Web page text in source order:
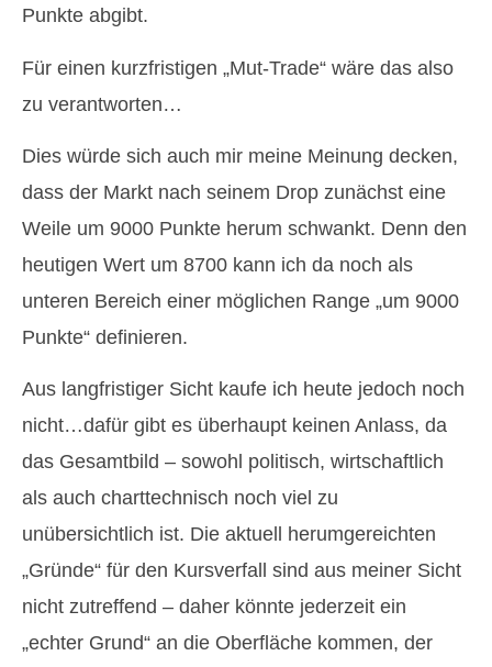
Punkte abgibt.
Für einen kurzfristigen „Mut-Trade“ wäre das also
zu verantworten…
Dies würde sich auch mir meine Meinung decken,
dass der Markt nach seinem Drop zunächst eine
Weile um 9000 Punkte herum schwankt. Denn den
heutigen Wert um 8700 kann ich da noch als
unteren Bereich einer möglichen Range „um 9000
Punkte“ definieren.
Aus langfristiger Sicht kaufe ich heute jedoch noch
nicht…dafür gibt es überhaupt keinen Anlass, da
das Gesamtbild – sowohl politisch, wirtschaftlich
als auch charttechnisch noch viel zu
unübersichtlich ist. Die aktuell herumgereichten
„Gründe“ für den Kursverfall sind aus meiner Sicht
nicht zutreffend – daher könnte jederzeit ein
„echter Grund“ an die Oberfläche kommen, der